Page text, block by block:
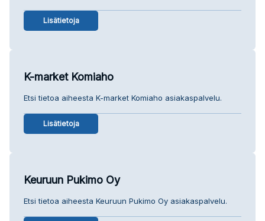
Lisätietoja
K-market Komiaho
Etsi tietoa aiheesta K-market Komiaho asiakaspalvelu.
Lisätietoja
Keuruun Pukimo Oy
Etsi tietoa aiheesta Keuruun Pukimo Oy asiakaspalvelu.